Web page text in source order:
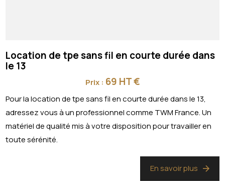
Location de tpe sans fil en courte durée dans
le 13
Prix : 69 HT €
Pour la location de tpe sans fil en courte durée dans le 13,
adressez vous à un professionnel comme TWM France. Un
matériel de qualité mis à votre disposition pour travailler en
toute sérénité.
En savoir plus